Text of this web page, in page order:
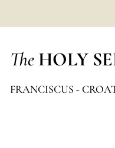
The HOLY
FRANCISCUS -